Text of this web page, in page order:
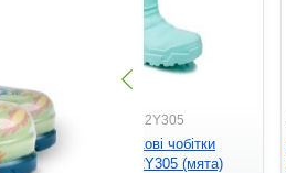
Артикул: 162Y305
Дитячі пінкові чобітки
Befado 162Y305 (мята)